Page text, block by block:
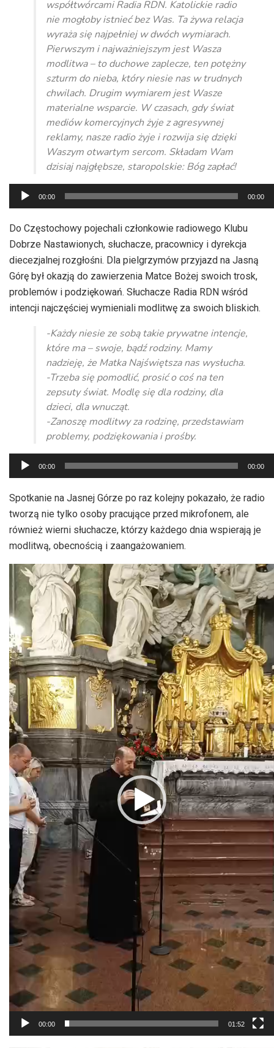
współtwórcami Radia RDN. Katolickie radio
nie mogłoby istnieć bez Was. Ta żywa relacja
wyraża się najpełniej w dwóch wymiarach.
Pierwszym i najważniejszym jest Wasza
modlitwa – to duchowe zaplecze, ten potężny
szturm do nieba, który niesie nas w trudnych
chwilach. Drugim wymiarem jest Wasze
materialne wsparcie. W czasach, gdy świat
mediów komercyjnych żyje z agresywnej
reklamy, nasze radio żyje i rozwija się dzięki
Waszym otwartym sercom. Składam Wam
dzisiaj najgłębsze, staropolskie: Bóg zapłać!
Odtwarzacz
plików
dźwiękowych
00:00 00:00
Do Częstochowy pojechali członkowie radiowego Klubu
Dobrze Nastawionych, słuchacze, pracownicy i dyrekcja
diecezjalnej rozgłośni. Dla pielgrzymów przyjazd na Jasną
Górę był okazją do zawierzenia Matce Bożej swoich trosk,
problemów i podziękowań. Słuchacze Radia RDN wśród
intencji najczęściej wymieniali modlitwę za swoich bliskich.
-Każdy niesie ze sobą takie prywatne intencje,
które ma – swoje, bądź rodziny. Mamy
nadzieję, że Matka Najświętsza nas wysłucha.
-Trzeba się pomodlić, prosić o coś na ten
zepsuty świat. Modlę się dla rodziny, dla
dzieci, dla wnucząt.
-Zanoszę modlitwy za rodzinę, przedstawiam
problemy, podziękowania i prośby.
Odtwarzacz
plików
dźwiękowych
00:00 00:00
Spotkanie na Jasnej Górze po raz kolejny pokazało, że radio
tworzą nie tylko osoby pracujące przed mikrofonem, ale
również wierni słuchacze, którzy każdego dnia wspierają je
modlitwą, obecnością i zaangażowaniem.
Odtwarzacz
video
00:00 01:52